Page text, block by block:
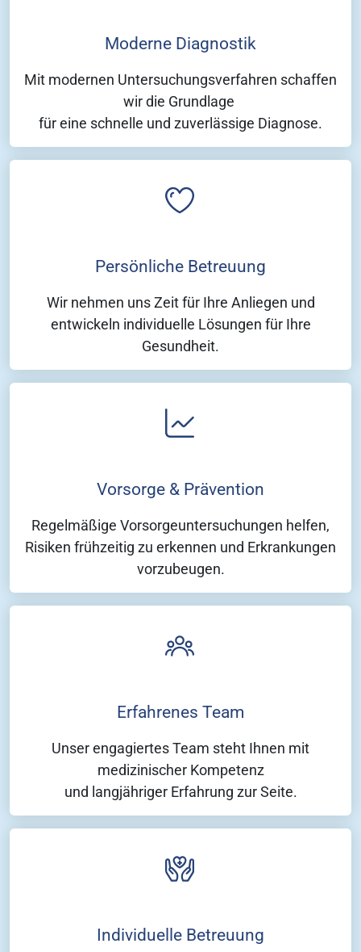
Moderne Diagnostik
Mit modernen Untersuchungsverfahren schaffen
wir die Grundlage
für eine schnelle und zuverlässige Diagnose.
Persönliche Betreuung
Wir nehmen uns Zeit für Ihre Anliegen und
entwickeln individuelle Lösungen für Ihre
Gesundheit.
Vorsorge & Prävention
Regelmäßige Vorsorgeuntersuchungen helfen,
Risiken frühzeitig zu erkennen und Erkrankungen
vorzubeugen.
Erfahrenes Team
Unser engagiertes Team steht Ihnen mit
medizinischer Kompetenz
und langjähriger Erfahrung zur Seite.
Individuelle Betreuung